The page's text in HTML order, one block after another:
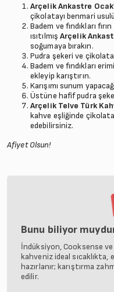
Arçelik Ankastre Ocak
çikolatayı benmari
Badem ve fındıkları
ısıtılmış Arçelik
soğumaya bırakın.
Pudra şekeri ve
Badem ve fındıkları
ekleyip karıştırın.
Karışımı sunum
Üstüne hafif pudra
Arçelik Telve Türk
kahve eşliğinde
edebilirsiniz.
Afiyet Olsun!
Bunu biliyor
İndüksiyon, Cooksense
kahveniz ideal sıcaklıkta,
hazırlanır; karıştırma
edilir.